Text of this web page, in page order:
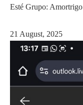
Esté Grupo: Amortrigo
21 August, 2025